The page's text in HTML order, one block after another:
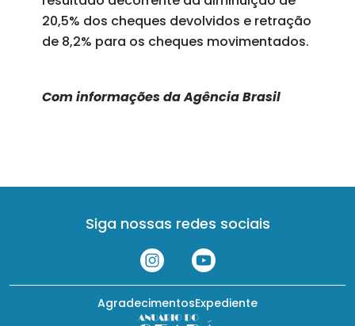
20,5% dos cheques devolvidos e retração
de 8,2% para os cheques movimentados.
Com informações da Agência Brasil
Siga nossas redes sociais
Expediente
Agradecimentos